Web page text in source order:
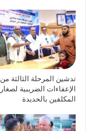
تدشين المرحلة الثالثة من
الإعفاءات الضريبية لصغار
المكلفين بالحديدة